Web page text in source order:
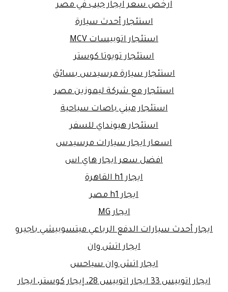
ارخص سعر ايجار جيب في مصر
استئجار أحدث سيارة
استئجار اتوبيسات MCV
استئجار تويوتا كوستر
استئجار سيارة مرسيدس بسائق
استئجار مع شركة ليموزين مصر
استئجار ميني باصات سياحية
استئجار هيونداي للسفر
اسعار ايجار سيارات مرسيدس
افضل سعر ايجار هاي اس
ايجار h1 القاهرة
ايجار h1 مصر
ايجار MG
ايجار أحدث سيارات الدفع الرباعي ميتسوبيشي باجيرو
ايجار اتش وان
ايجار اتش وان سياحس
ايجار اتوبيس 33 ايجار اتوبيس 28، إيجار كوستر، ايجار